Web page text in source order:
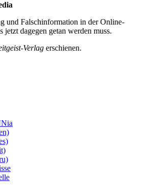
und Falsch­information in der Online-
da­gegen getan werden muss.
Verlag erschienen.